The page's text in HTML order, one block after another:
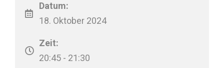
Datum:
18. Oktober 2024
Zeit:
20:45 - 21:30